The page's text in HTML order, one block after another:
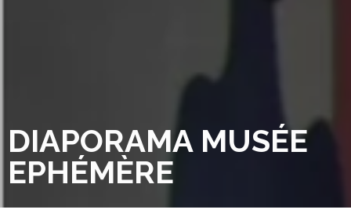
DIAPORAMA MUSÉE
EPHÉMÈRE